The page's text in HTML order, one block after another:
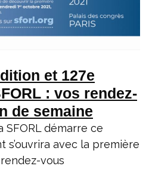
et 127e
: vos rendez-
de semaine
SFORL démarre ce
s’ouvrira avec la première
vous